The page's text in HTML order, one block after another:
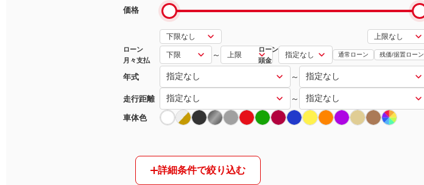
価格
ローン
月々支払
～
ローン
頭金
通常ローン 残価/据置ローン
年式 ～
走行距離 ～
車体色
詳細条件で絞り込む